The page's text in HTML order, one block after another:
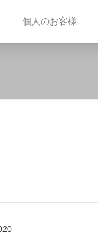
個人のお客様